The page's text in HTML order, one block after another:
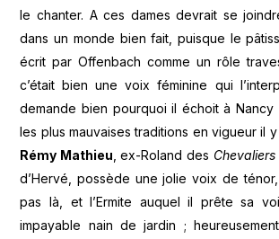
le chanter. A ces dames devrait se
dans un monde bien fait, puisque le
écrit par Offenbach comme un rôle
c’était bien une voix féminine qui
demande bien pourquoi il échoit à Nancy
les plus mauvaises traditions en vigueur il
Rémy Mathieu , ex-Roland des
d’Hervé, possède une jolie voix de ténor,
pas là, et l’Ermite auquel il prête sa
impayable nain de jardin ;